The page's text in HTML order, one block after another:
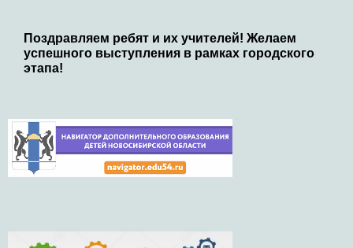
Поздравляем ребят и их учителей! Желаем
успешного выступления в рамках городского
этапа!